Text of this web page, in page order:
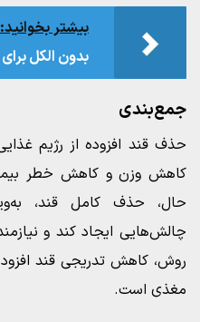
بیشتر بخوانید:
بدون الکل
جمع‌بندی
حذف قند افزوده از رژیم
کاهش وزن و کاهش خطر
حال، حذف کامل قند،
چالش‌هایی ایجاد کند و
روش، کاهش تدریجی قند
مغذی است.